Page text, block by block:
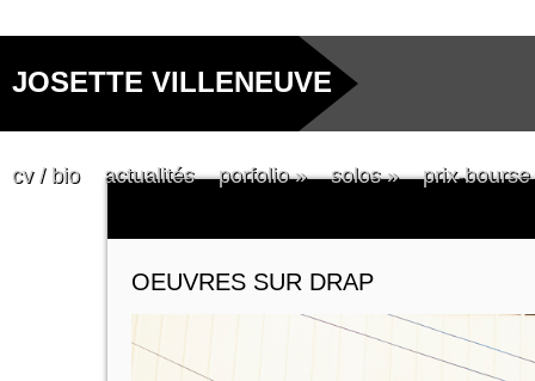
JOSETTE VILLENEUVE
cv / bio actualités porfolio» solos» prix-bourse
OEUVRES SUR DRAP